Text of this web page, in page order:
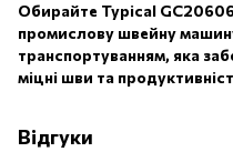
Обирайте Typical
промислову швейну
транспортуванням, яка
міцні шви та
Відгуки